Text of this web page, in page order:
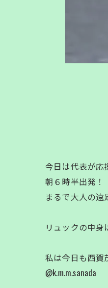
今日は代表が応
朝６時半出発！
まるで大人の遠
リュックの中
私は今日も西賀
@k.m.m.sanada